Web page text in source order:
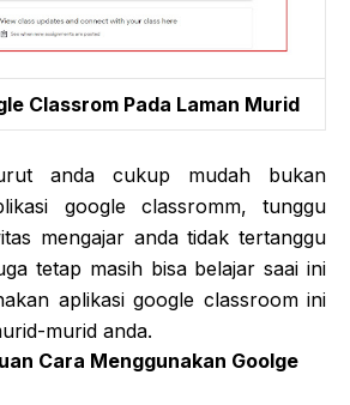
Classrom Pada Laman Murid
anda cukup mudah bukan
google classromm, tunggu
mengajar anda tidak tertanggu
tetap masih bisa belajar saai ini
aplikasi google classroom ini
murid anda.
Cara Menggunakan Goolge